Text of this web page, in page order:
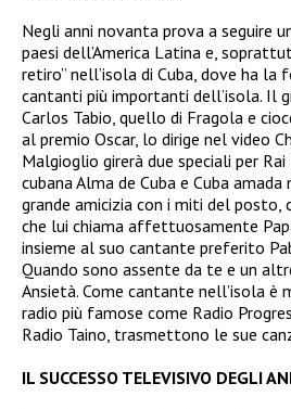
Negli anni novanta prova a seguire
paesi dell’America Latina e,
retiro” nell’isola di Cuba, dove ha la
cantanti più importanti dell’isola. Il
Carlos Tabio, quello di Fragola e
al premio Oscar, lo dirige nel video
Malgioglio girerà due speciali per
cubana Alma de Cuba e Cuba
grande amicizia con i miti del posto,
che lui chiama affettuosamente
insieme al suo cantante preferito
Quando sono assente da te e un
Ansietà. Come cantante nell’isola
radio più famose come Radio
Radio Taino, trasmettono le sue
IL SUCCESSO TELEVISIVO DEGLI